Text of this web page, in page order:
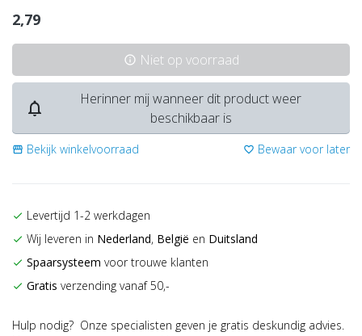
2,79
info Niet op voorraad
notifications_none
Herinner mij wanneer dit product weer
beschikbaar is
storefront Bekijk winkelvoorraad favorite_border Bewaar voor later
check Levertijd 1-2 werkdagen
check Wij leveren in Nederland, België en Duitsland
check Spaarsysteem voor trouwe klanten
check Gratis verzending vanaf 50,-
Hulp nodig? Onze specialisten geven je gratis deskundig advies.